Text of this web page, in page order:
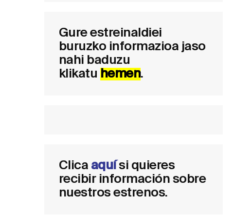
Gure estreinaldiei
buruzko informazioa jaso
nahi baduzu
klikatu hemen.
Clica aquísi quieres
recibir información sobre
nuestros estrenos.